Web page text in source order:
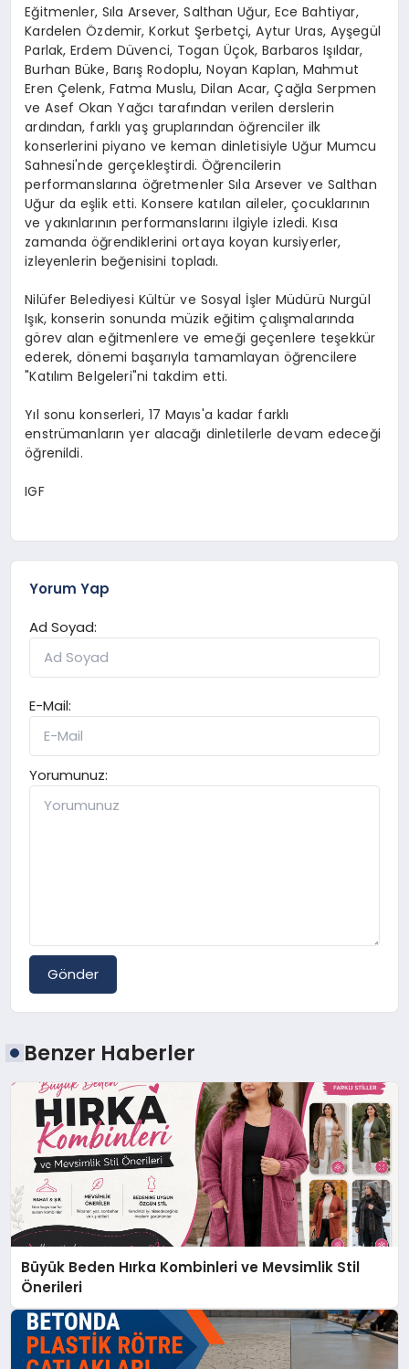
Eğitmenler, Sıla Arsever, Salthan Uğur, Ece Bahtiyar,
Kardelen Özdemir, Korkut Şerbetçi, Aytur Uras, Ayşegül
Parlak, Erdem Düvenci, Togan Üçok, Barbaros Işıldar,
Burhan Büke, Barış Rodoplu, Noyan Kaplan, Mahmut
Eren Çelenk, Fatma Muslu, Dilan Acar, Çağla Serpmen
ve Asef Okan Yağcı tarafından verilen derslerin
ardından, farklı yaş gruplarından öğrenciler ilk
konserlerini piyano ve keman dinletisiyle Uğur Mumcu
Sahnesi'nde gerçekleştirdi. Öğrencilerin
performanslarına öğretmenler Sıla Arsever ve Salthan
Uğur da eşlik etti. Konsere katılan aileler, çocuklarının
ve yakınlarının performanslarını ilgiyle izledi. Kısa
zamanda öğrendiklerini ortaya koyan kursiyerler,
izleyenlerin beğenisini topladı.
Nilüfer Belediyesi Kültür ve Sosyal İşler Müdürü Nurgül
Işık, konserin sonunda müzik eğitim çalışmalarında
görev alan eğitmenlere ve emeği geçenlere teşekkür
ederek, dönemi başarıyla tamamlayan öğrencilere
"Katılım Belgeleri"ni takdim etti.
Yıl sonu konserleri, 17 Mayıs'a kadar farklı
enstrümanların yer alacağı dinletilerle devam edeceği
öğrenildi.
IGF
Yorum Yap
Ad Soyad:
E-Mail:
Yorumunuz:
Gönder
Benzer Haberler
Büyük Beden Hırka Kombinleri ve Mevsimlik Stil
Önerileri